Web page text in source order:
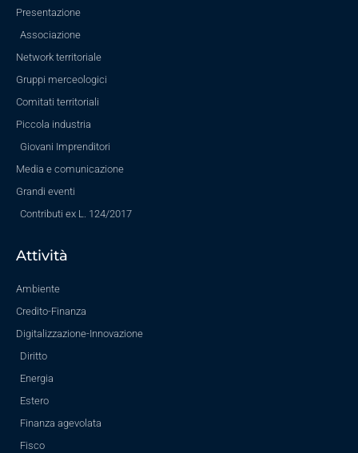
Presentazione
Associazione
Network territoriale
Gruppi merceologici
Comitati territoriali
Piccola industria
Giovani Imprenditori
Media e comunicazione
Grandi eventi
Contributi ex L. 124/2017
Attività
Ambiente
Credito-Finanza
Digitalizzazione-Innovazione
Diritto
Energia
Estero
Finanza agevolata
Fisco